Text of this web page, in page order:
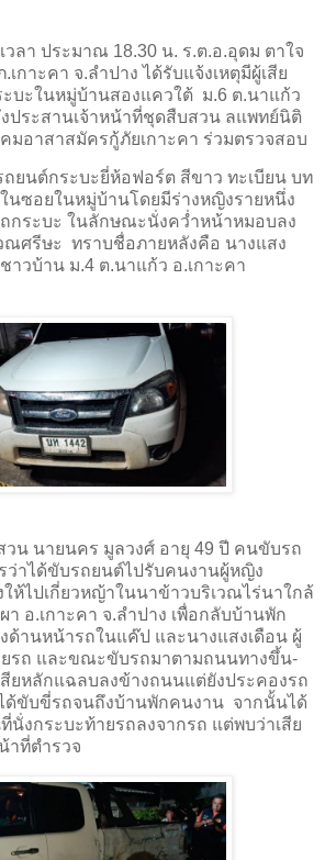
า ประมาณ 18.30 น. ร.ต.อ.อุดม ตาใจ
กาะคา จ.ลำปาง ได้รับแจ้งเหตุมีผู้เสีย
บะในหมู่บ้านสองแควใต้ ม.6 ต.นาแก้ว
งประสานเจ้าหน้าที่ชุดสืบสวน ลแพทย์นิติ
มอาสาสมัครกู้ภัยเกาะคา ร่วมตรวจสอบ
ต์กระบะยี่ห้อฟอร์ต สีขาว ทะเบียน บท
นซอยในหมู่บ้านโดยมีร่างหญิงรายหนึ่ง
กระบะ ในลักษณะนั่งคว่ำหน้าหมอบลง
ณศรีษะ ทราบชื่อภายหลังคือ นางแสง
าวบ้าน ม.4 ต.นาแก้ว อ.เกาะคา
ายนคร มูลวงศ์ อายุ 49 ปี คนขับรถ
ว่าได้ขับรถยนต์ไปรับคนงานผู้หญิง
ห้ไปเกี่ยวหญ้าในนาข้าวบริเวณไร่นาใกล้
า อ.เกาะคา จ.ลำปาง เพื่อกลับบ้านพัก
ด้านหน้ารถในแค๊ป และนางแสงเดือน ผู้
ยรถ และขณะขับรถมาตามถนนทางขึ้น-
ยหลักแฉลบลงข้างถนนแต่ยังประคองรถ
ด้ขับขี่รถจนถึงบ้านพักคนงาน จากนั้นได้
นั่งกระบะท้ายรถลงจากรถ แต่พบว่าเสีย
าที่ตำรวจ